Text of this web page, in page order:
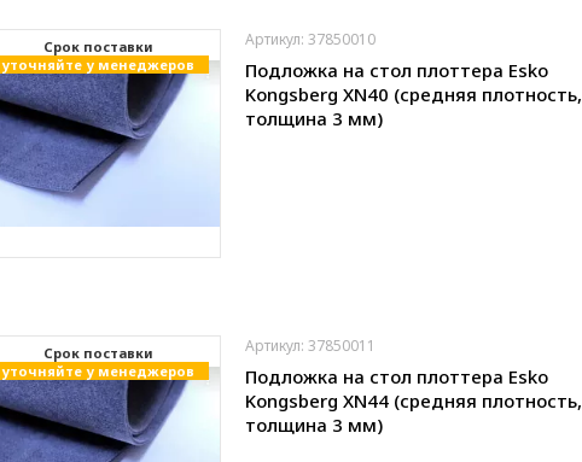
Cрок поставки
уточняйте у менеджеров
Артикул: 37850010
Подложка на стол плоттера Esko
Kongsberg XN40 (средняя плотность,
толщина 3 мм)
Cрок поставки
уточняйте у менеджеров
Артикул: 37850011
Подложка на стол плоттера Esko
Kongsberg XN44 (средняя плотность,
толщина 3 мм)